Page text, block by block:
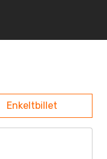
Enkeltbillet